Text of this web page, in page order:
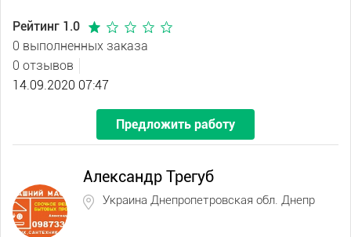
Рейтинг 1.0
0 выполненных заказа
0 отзывов
14.09.2020 07:47
Предложить работу
Александр Трегуб
Украина Днепропетровская обл. Днепр